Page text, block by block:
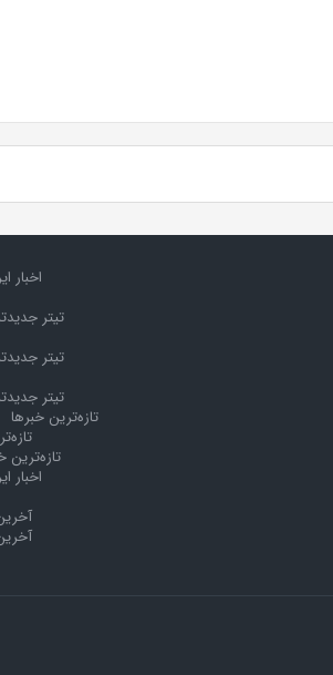
اخبار
تیتر
تیتر
تیتر
تازه‌ترین خبرها
تازه‌ترین
اخبار